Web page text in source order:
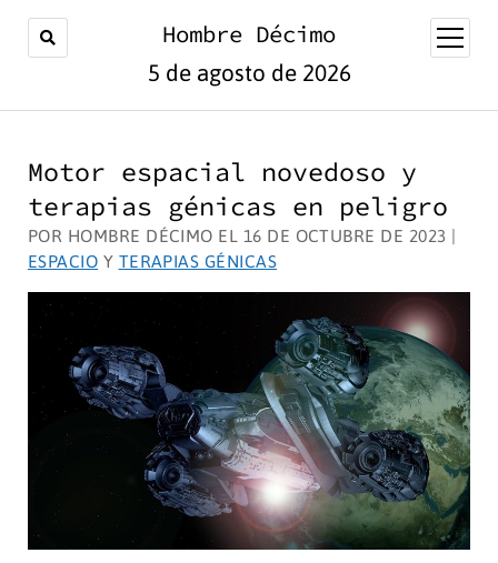
Hombre Décimo
5 de agosto de 2026
abrir
menú
Motor espacial novedoso y
terapias génicas en peligro
POR HOMBRE DÉCIMO EL 16 DE OCTUBRE DE 2023 |
ESPACIO Y TERAPIAS GÉNICAS